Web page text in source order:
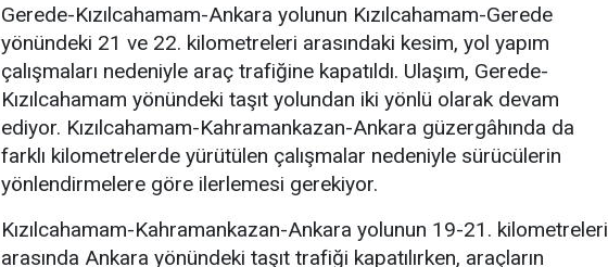
Gerede-Kızılcahamam-Ankara yolunun Kızılcahamam-Gerede
yönündeki 21 ve 22. kilometreleri arasındaki kesim, yol yapım
çalışmaları nedeniyle araç trafiğine kapatıldı. Ulaşım, Gerede-
Kızılcahamam yönündeki taşıt yolundan iki yönlü olarak devam
ediyor. Kızılcahamam-Kahramankazan-Ankara güzergâhında da
farklı kilometrelerde yürütülen çalışmalar nedeniyle sürücülerin
yönlendirmelere göre ilerlemesi gerekiyor.
Kızılcahamam-Kahramankazan-Ankara yolunun 19-21. kilometreleri
arasında Ankara yönündeki taşıt trafiği kapatılırken, araçların